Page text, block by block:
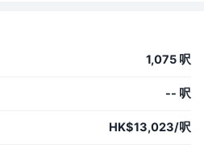
1,075 呎
-- 呎
HK$13,023/呎